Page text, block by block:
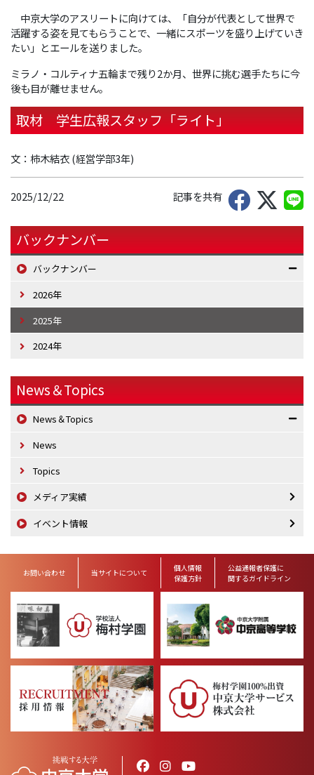
中京大学のアスリートに向けては、「自分が代表として世界で
活躍する姿を見てもらうことで、一緒にスポーツを盛り上げていき
たい」とエールを送りました。
ミラノ・コルティナ五輪まで残り2か月、世界に挑む選手たちに今
後も目が離せません。
取材 学生広報スタッフ「ライト」
文：柿木結衣 (経営学部3年)
2025/12/22 記事を共有
バックナンバー
バックナンバー
2026年
2025年
2024年
News＆Topics
News＆Topics
News
Topics
メディア実績
イベント情報
お問い合わせ 当サイトについて
個人情報
保護方針
公益通報者保護に
関するガイドライン